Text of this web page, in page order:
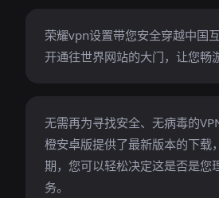
荣耀vpn设置带您安全穿越中国
开通往世界网站的大门，让您畅
无需再为寻找安全、无病毒的
橙安卓版提供了最新版本的下载
期，您可以轻松决定这是否是您
务。